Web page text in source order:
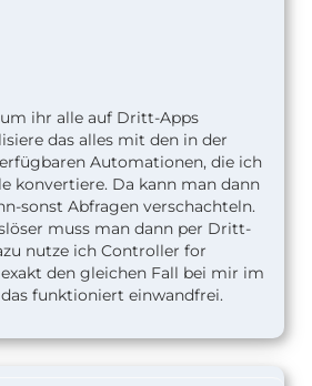
ihr alle auf Dritt-Apps
das alles mit den in der
Automationen, die ich
konvertiere. Da kann man dann
sonst Abfragen verschachteln.
muss man dann per Dritt-
nutze ich Controller for
den gleichen Fall bei mir im
funktioniert einwandfrei.